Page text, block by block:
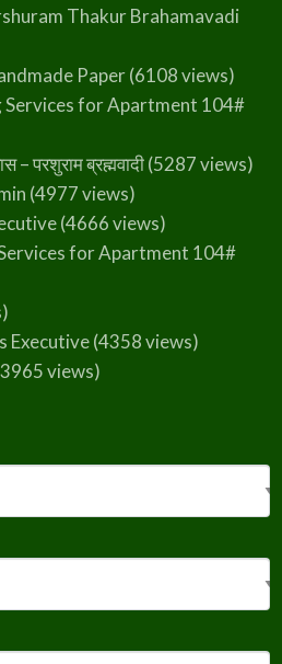
Thakur Brahamavadi
Paper(6108 views)
Services for Apartment 104#
– परशुराम ब्रह्मवादी(5287 views)
(4977 views)
(4666 views)
for Apartment 104#
Executive(4358 views)
views)